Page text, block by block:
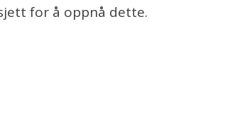
for å oppnå dette.